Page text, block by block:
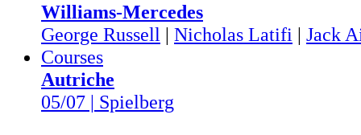
Williams-Mercedes
George Russell | Nicholas Latifi | Jack
Courses
Autriche
05/07 | Spielberg